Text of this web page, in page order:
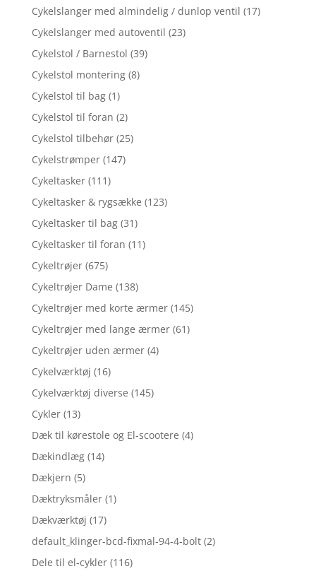
Cykelslanger med almindelig / dunlop ventil (17)
Cykelslanger med autoventil (23)
Cykelstol / Barnestol (39)
Cykelstol montering (8)
Cykelstol til bag (1)
Cykelstol til foran (2)
Cykelstol tilbehør (25)
Cykelstrømper (147)
Cykeltasker (111)
Cykeltasker & rygsække (123)
Cykeltasker til bag (31)
Cykeltasker til foran (11)
Cykeltrøjer (675)
Cykeltrøjer Dame (138)
Cykeltrøjer med korte ærmer (145)
Cykeltrøjer med lange ærmer (61)
Cykeltrøjer uden ærmer (4)
Cykelværktøj (16)
Cykelværktøj diverse (145)
Cykler (13)
Dæk til kørestole og El-scootere (4)
Dækindlæg (14)
Dækjern (5)
Dæktryksmåler (1)
Dækværktøj (17)
default_klinger-bcd-fixmal-94-4-bolt (2)
Dele til el-cykler (116)